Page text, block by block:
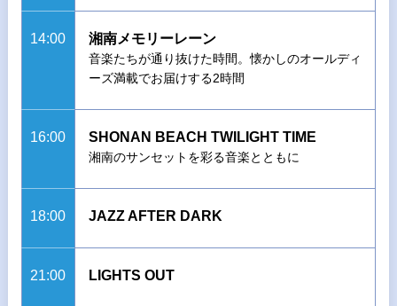
14:00 湘南メモリーレーン
音楽たちが通り抜けた時間。懐かしのオールディ
ーズ満載でお届けする2時間
16:00 SHONAN BEACH TWILIGHT TIME
湘南のサンセットを彩る音楽とともに
18:00 JAZZ AFTER DARK
21:00 LIGHTS OUT